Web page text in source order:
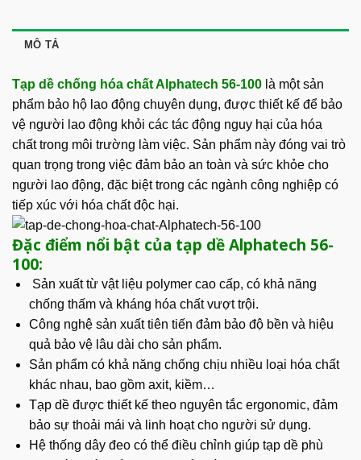
MÔ TẢ
Tạp dề chống hóa chấtAlphatech 56-100 là một sản
phẩm bảo hộ lao động chuyên dụng, được thiết kế để bảo
vệ người lao động khỏi các tác động nguy hại của hóa
chất trong môi trường làm việc. Sản phẩm này đóng vai trò
quan trọng trong việc đảm bảo an toàn và sức khỏe cho
người lao động, đặc biệt trong các ngành công nghiệp có
tiếp xúc với hóa chất độc hại.
Đặc điểm nổi bật của tạp dề Alphatech 56-
100:
Sản xuất từ vật liệu polymer cao cấp, có khả năng
chống thấm và kháng hóa chất vượt trội.
Công nghệ sản xuất tiên tiến đảm bảo độ bền và hiệu
quả bảo vệ lâu dài cho sản phẩm.
Sản phẩm có khả năng chống chịu nhiều loại hóa chất
khác nhau, bao gồm axit, kiềm…
Tạp dề được thiết kế theo nguyên tắc ergonomic, đảm
bảo sự thoải mái và linh hoạt cho người sử dụng.
Hệ thống dây đeo có thể điều chỉnh giúp tạp dề phù